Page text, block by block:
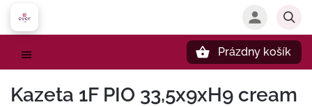
Prázdny košík
Kazeta 1F PIO 33,5x9xH9 cream